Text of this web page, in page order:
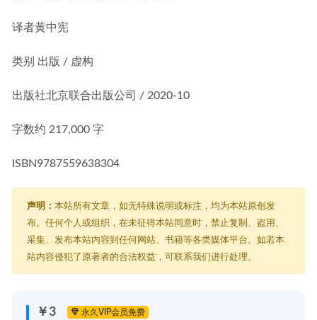
译者黄中宪
类别 出版 / 虚构
出版社北京联合出版公司 / 2020-10
字数约 217,000 字
ISBN9787559638304
声明： 本站所有文章，如无特殊说明或标注，均为本站原创发
布。任何个人或组织，在未征得本站同意时，禁止复制、盗用、
采集、发布本站内容到任何网站、书籍等各类媒体平台。如若本
站内容侵犯了原著者的合法权益，可联系我们进行处理。
￥3 永久VIP会员免费